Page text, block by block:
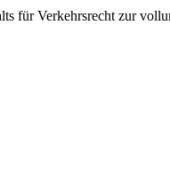
für Verkehrsrecht zur